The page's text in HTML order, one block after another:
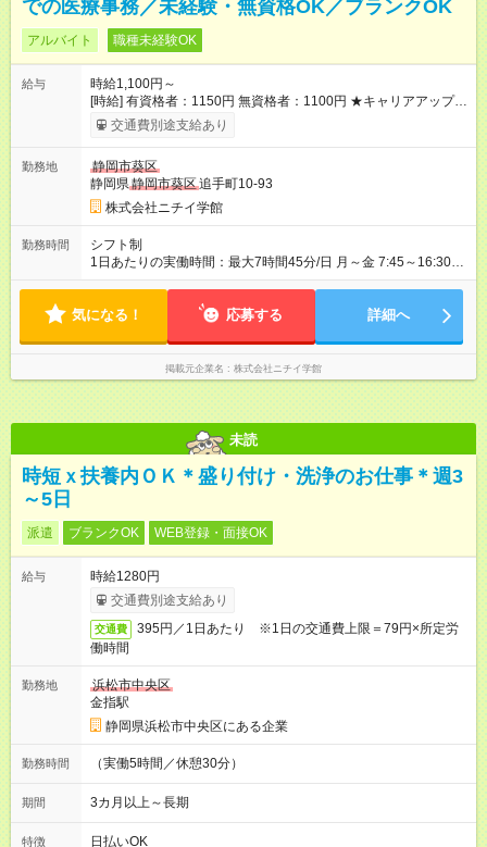
での医療事務／未経験・無資格OK／ブランクOK
アルバイト 職種未経験OK
給与
時給1,100円～
[時給] 有資格者：1150円 無資格者：1100円 ★キャリアアップ制
度あり 進級により給与がアップします！ 【試用期間】試用期間
あり 試用期間の長さ：3ヶ月 雇用形態、給与は本採用時と同じ
交通費別途支給あり
勤務地
静岡市葵区
静岡県静岡市葵区追手町10-93
株式会社ニチイ学館
勤務時間
シフト制
1日あたりの実働時間：最大7時間45分/日 月～金 7:45～16:30
7:50～16:35 8:15～17:00 8:30～17:15 各休憩60分 ※週2～3日の
（土日祝日の救急窓口業務）あり
気になる！ 応募する 詳細へ
掲載元企業名 株式会社ニチイ学館
未読
時短ｘ扶養内ＯＫ＊盛り付け・洗浄のお仕事＊週3
～5日
派遣 ブランクOK WEB登録・面接OK
給与
時給1280円
交通費別途支給あり
交通費
395円／1日あたり ※1日の交通費上限＝79円×所定労
働時間
勤務地
浜松市中央区
金指駅
静岡県浜松市中央区にある企業
勤務時間 （実働5時間／休憩30分）
期間 3カ月以上～長期
特徴 日払いOK